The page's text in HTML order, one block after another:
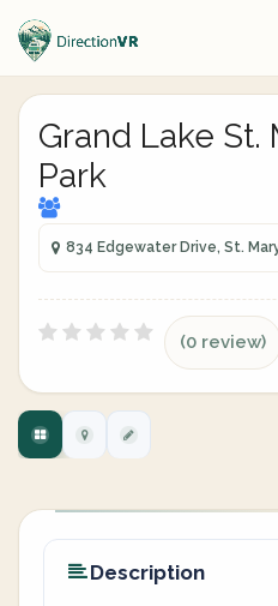
Grand Lake St.
Park
834 Edgewater Drive, St.
(0 review)
Description